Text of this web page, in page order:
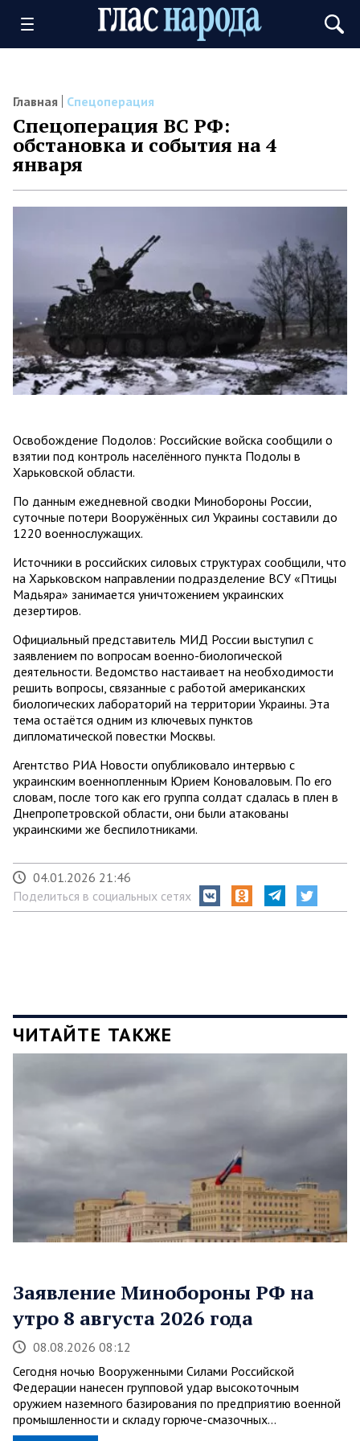
Главная Спецоперация
Спецоперация ВС РФ:
обстановка и события на 4
января
Освобождение Подолов: Российские войска сообщили о
взятии под контроль населённого пункта Подолы в
Харьковской области.
По данным ежедневной сводки Минобороны России,
суточные потери Вооружённых сил Украины составили до
1220 военнослужащих.
Источники в российских силовых структурах сообщили, что
на Харьковском направлении подразделение ВСУ «Птицы
Мадьяра» занимается уничтожением украинских
дезертиров.
Официальный представитель МИД России выступил с
заявлением по вопросам военно-биологической
деятельности. Ведомство настаивает на необходимости
решить вопросы, связанные с работой американских
биологических лабораторий на территории Украины. Эта
тема остаётся одним из ключевых пунктов
дипломатической повестки Москвы.
Агентство РИА Новости опубликовало интервью с
украинским военнопленным Юрием Коноваловым. По его
словам, после того как его группа солдат сдалась в плен в
Днепропетровской области, они были атакованы
украинскими же беспилотниками.
04.01.2026 21:46
Поделиться в социальных сетях
ЧИТАЙТЕ ТАКЖЕ
Заявление Минобороны РФ на
утро 8 августа 2026 года
08.08.2026 08:12
Сегодня ночью Вооруженными Силами Российской
Федерации нанесен групповой удар высокоточным
оружием наземного базирования по предприятию военной
промышленности и складу горюче-смазочных…